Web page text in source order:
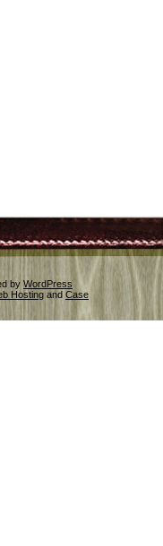
by WordPress
Hosting and Case